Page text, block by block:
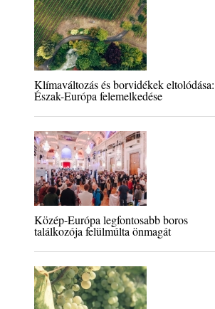
Klímaváltozás és borvidékek eltolódása:
Észak-Európa felemelkedése
Közép-Európa legfontosabb boros
találkozója felülmúlta önmagát